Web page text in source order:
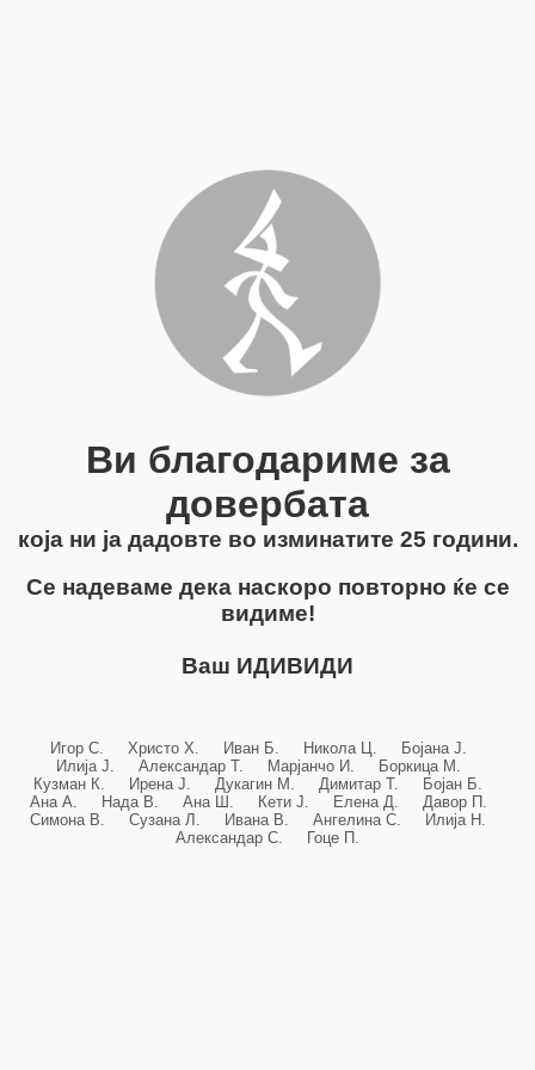
Ви благодариме за
довербата
која ни ја дадовте во изминатите 25 години.
Се надеваме дека наскоро повторно ќе се
видиме!
Ваш ИДИВИДИ
Игор С. Христо Х. Иван Б. Никола Ц. Бојана Ј.
Илија Ј. Александар Т. Марјанчо И. Боркица М.
Кузман К. Ирена Ј. Дукагин М. Димитар Т. Бојан Б.
Ана А. Нада В. Ана Ш. Кети Ј. Елена Д. Давор П.
Симона В. Сузана Л. Ивана В. Ангелина С. Илија Н.
Александар С. Гоце П.